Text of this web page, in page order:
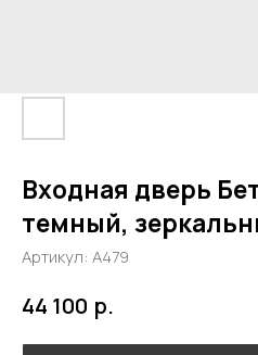
Входная дверь
темный,
Артикул: А479
44 100 р.